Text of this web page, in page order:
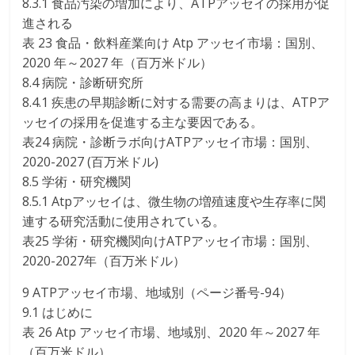
進される
表 23 食品・飲料産業向け Atp アッセイ市場：国別、
2020 年～2027 年（百万米ドル）
8.4 病院・診断研究所
8.4.1 疾患の早期診断に対する需要の高まりは、ATPア
ッセイの採用を促進する主な要因である。
表24 病院・診断ラボ向けATPアッセイ市場：国別、
2020-2027 (百万米ドル)
8.5 学術・研究機関
8.5.1 Atpアッセイは、微生物の増殖速度や生存率に関
連する研究活動に使用されている。
表25 学術・研究機関向けATPアッセイ市場：国別、
2020-2027年（百万米ドル）
9 ATPアッセイ市場、地域別（ページ番号-94）
9.1 はじめに
表 26 Atp アッセイ市場、地域別、2020 年～2027 年